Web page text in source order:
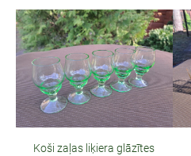
Koši zaļas liķiera glāzītes